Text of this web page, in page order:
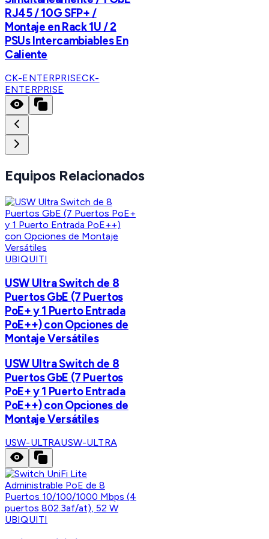
RJ45 / 10G SFP+ /
Montaje en Rack 1U / 2
PSUs Intercambiables En
Caliente
CK-ENTERPRISECK-
ENTERPRISE
Equipos Relacionados
UBIQUITI
USW Ultra Switch de 8
Puertos GbE (7 Puertos
PoE+ y 1 Puerto Entrada
PoE++) con Opciones de
Montaje Versátiles
USW Ultra Switch de 8
Puertos GbE (7 Puertos
PoE+ y 1 Puerto Entrada
PoE++) con Opciones de
Montaje Versátiles
USW-ULTRAUSW-ULTRA
UBIQUITI